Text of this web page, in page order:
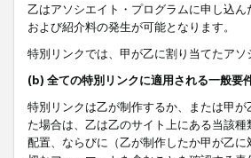
乙はアソシエイト・プログラムに申し込
および紹介料の発生が可能となります。
特別リンクでは、甲が乙に割り当てたア
(b) 全ての特別リンクに適用される一般要
特別リンクは乙が制作するか、または甲
た場合は、乙は乙のサイト上にある当該
配置、ならびに（乙が制作したか甲が乙